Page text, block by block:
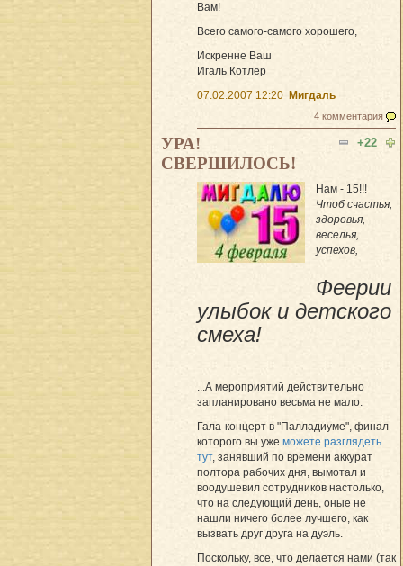
Вам!
Всего самого-самого хорошего,
Искренне Ваш
Игаль Котлер
07.02.2007 12:20 Мигдаль
4 комментария
+22
УРА!
СВЕРШИЛОСЬ!
Нам - 15!!!
Чтоб счастья,
здоровья,
веселья,
успехов,
Феерии
улыбок и детского
смеха!
...А мероприятий действительно
запланировано весьма не мало.
Гала-концерт в "Палладиуме", финал
которого вы уже можете разглядеть
тут, занявший по времени аккурат
полтора рабочих дня, вымотал и
воодушевил сотрудников настолько,
что на следующий день, оные не
нашли ничего более лучшего, как
вызвать друг друга на дуэль.
Поскольку, все, что делается нами (так